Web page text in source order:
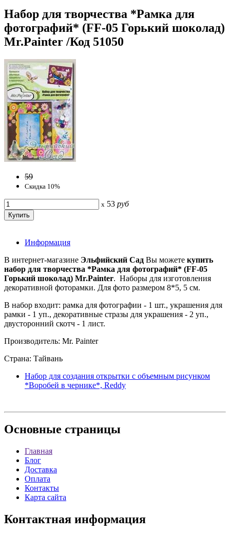
Набор для творчества *Рамка для
фотографий* (FF-05 Горький шоколад)
Mr.Painter /Код 51050
59
Скидка 10%
x 53 руб
Информация
В интернет-магазине Эльфийский Сад Вы можете купить
набор для творчества *Рамка для фотографий* (FF-05
Горький шоколад) Mr.Painter. Наборы для изготовления
декоративной фоторамки. Для фото размером 8*5, 5 см.
В набор входит: рамка для фотографии - 1 шт., украшения для
рамки - 1 уп., декоративные стразы для украшения - 2 уп.,
двусторонний скотч - 1 лист.
Производитель: Mr. Painter
Страна: Тайвань
Набор для создания открытки с объемным рисунком
*Воробей в чернике*, Reddy
Основные страницы
Главная
Блог
Доставка
Оплата
Контакты
Карта сайта
Контактная информация